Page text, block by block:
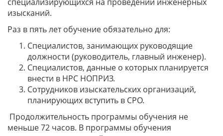
изысканий.
Раз в пять лет обучение обязательно для:
Специалистов, занимающих руководящие
должности (руководитель, главный инженер).
Специалистов, данные о которых планируется
внести в НРС НОПРИЗ.
Сотрудников изыскательских организаций,
планирующих вступить в СРО.
Продолжительность программы обучения не
меньше 72 часов. В программы обучения